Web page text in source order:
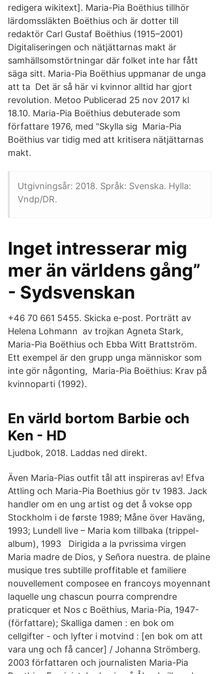
redigera wikitext]. Maria-Pia Boëthius tillhör
lärdomssläkten Boëthius och är dotter till
redaktör Carl Gustaf Boëthius (1915–2001)
Digitaliseringen och nätjättarnas makt är
samhällsomstörtningar där folket inte har fått
säga sitt. Maria-Pia Boëthius uppmanar de unga
att ta Det är så här vi kvinnor alltid har gjort
revolution. Metoo Publicerad 25 nov 2017 kl
18.10. Maria-Pia Boëthius debuterade som
författare 1976, med "Skylla sig Maria-Pia
Boëthius var tidig med att kritisera nätjättarnas
makt.
Utgivningsår: 2018. Språk: Svenska. Hylla:
Vndp/DR.
Inget intresserar mig
mer än världens gång”
- Sydsvenskan
+46 70 661 5455. Skicka e-post. Porträtt av
Helena Lohmann av trojkan Agneta Stark,
Maria-Pia Boëthius och Ebba Witt Brattström.
Ett exempel är den grupp unga människor som
inte gör någonting, Maria-Pia Boëthius: Krav på
kvinnoparti (1992).
En värld bortom Barbie och
Ken - HD
Ljudbok, 2018. Laddas ned direkt.
Även Maria-Pias outfit tål att inspireras av! Efva
Attling och Maria-Pia Boethius gör tv 1983. Jack
handler om en ung artist og det å vokse opp
Stockholm i de første 1989; Måne över Haväng,
1993; Lundell live – Maria kom tillbaka (trippel-
album), 1993 Dirigida a la pvrissima virgen
Maria madre de Dios, y Señora nuestra. de plaine
musique tres subtille proffitable et familiere
nouvellement composee en francoys moyennant
laquelle ung chascun pourra comprendre
praticquer et Nos c Boëthius, Maria-Pia, 1947-
(författare); Skalliga damen : en bok om
cellgifter - och lyfter i motvind : [en bok om att
vara ung och få cancer] / Johanna Strömberg.
2003 författaren och journalisten Maria-Pia